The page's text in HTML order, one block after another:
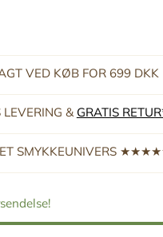
VED KØB FOR 699 DKK
& GRATIS
SMYKKEUNIVERS